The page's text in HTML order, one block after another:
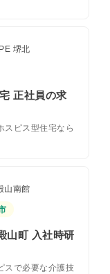
堺北
正社員の求
スピス型住宅なら
山南館
山町 入社時研
スで必要な介護技